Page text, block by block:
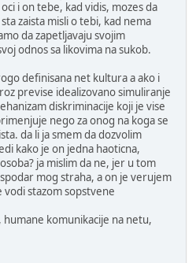
i on tebe, kad vidis, mozes da
zaista misli o tebi, kad nema
da zapetljavaju svojim
odnos sa likovima na sukob.
definisana net kultura a ako i
previse idealizovano simuliranje
diskriminacije koji je vise
nego za onog na koga se
da li ja smem da dozvolim
kako je on jedna haoticna,
ja mislim da ne, jer u tom
mog straha, a on je verujem
stazom sopstvene
komunikacije na netu,